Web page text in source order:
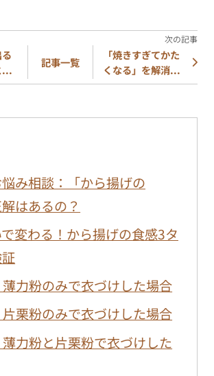
...
記事一覧
「焼きすぎてかた
くなる」を解消...
み相談：「から揚げの
はあるの？
変わる！から揚げの食感3タ
力粉のみで衣づけした場合
栗粉のみで衣づけした場合
力粉と片栗粉で衣づけした